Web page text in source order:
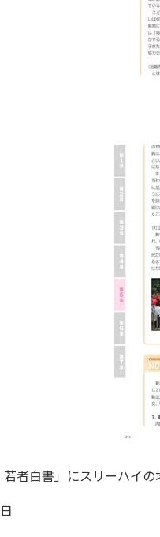
者白書」にスリーハイの